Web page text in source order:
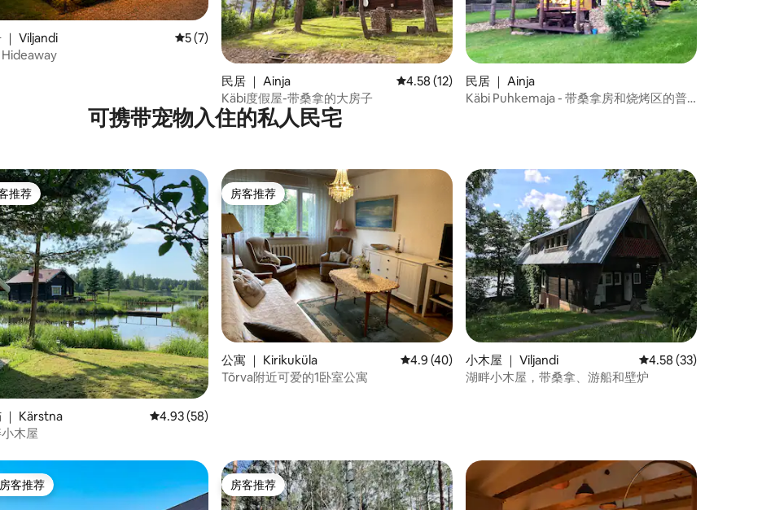
分 5 分），共 35 条评价
｜ Viljandi 平均评分 5 分（满分 5 分），共 7 条评价
5 (7)
民居 ｜ Ainja
平均评分 4.58 分（满分 5 分），共 12 条评价
4.58 (12)
Käbi度假屋-带桑拿的大房子
民居 ｜ Ainja
Käbi Puhkemaja - 带桑拿房和烧烤区的普
可携带宠物入住的私人民宅
满分 5 分），共 5 条评价
推荐
推荐
｜ Kärstna 平均评分 4.93 分（满分 5 分），共 58 条评价
4.93 (58)
木屋
房客推荐
房客推荐
公寓 ｜ Kirikuküla 平均评分 4.9 分（满分 5 分），共 40 条评价
4.9 (40)
Tõrva附近可爱的1卧室公寓
小木屋 ｜ Viljandi 平均评分 4.58 分（满
4.58 (33)
湖畔小木屋，带桑拿、游船和壁炉
「房客推荐」
房客推荐 房客推荐
房客推荐